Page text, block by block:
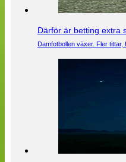
Därför är betting extra
Damfotbollen växer. Fler